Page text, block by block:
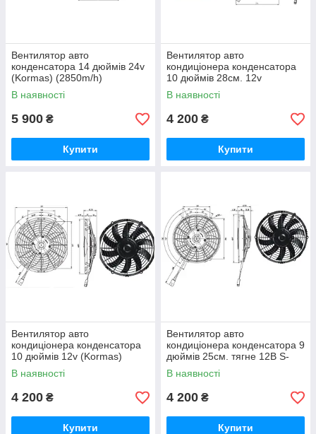
Вентилятор авто
конденсатора 14 дюймів 24v
(Kormas) (2850m/h)
штовхальний
В наявності
5 900 ₴
Купити
Вентилятор авто
кондиціонера конденсатора
10 дюймів 28см. 12v
штовхаючий (Kormas)
(1220m/h)
В наявності
4 200 ₴
Купити
Вентилятор авто
кондиціонера конденсатора
10 дюймів 12v (Kormas)
(1300m/h) тягне
В наявності
4 200 ₴
Купити
Вентилятор авто
кондиціонера конденсатора 9
дюймів 25см. тягне 12В S-
blade (Kormas) (1150m/h)
В наявності
4 200 ₴
Купити